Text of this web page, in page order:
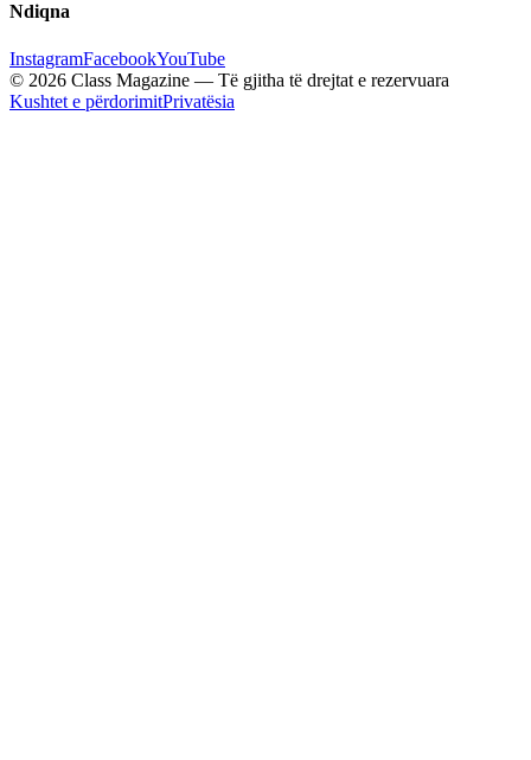
Ndiqna
InstagramFacebookYouTube
© 2026 Class Magazine — Të gjitha të drejtat e rezervuara
Kushtet e përdorimitPrivatësia